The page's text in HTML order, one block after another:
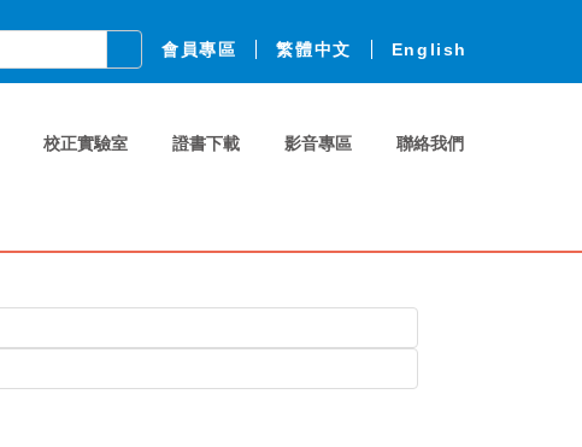
會員專區 繁體中文 English
校正實驗室 證書下載 影音專區 聯絡我們